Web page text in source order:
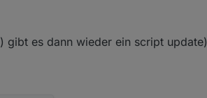
) gibt es dann wieder ein script update)